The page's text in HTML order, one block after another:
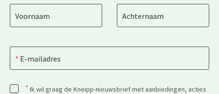
Voornaam Achternaam
E-mailadres
* Ik wil graag de Kneipp-nieuwsbrief met aanbiedingen, acties